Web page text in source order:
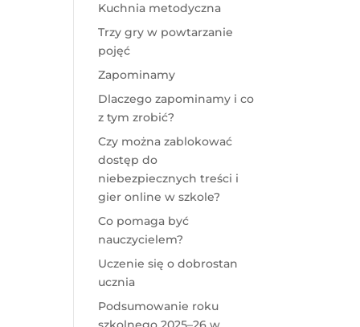
Kuchnia metodyczna
Trzy gry w powtarzanie
pojęć
Zapominamy
Dlaczego zapominamy i co
z tym zrobić?
Czy można zablokować
dostęp do
niebezpiecznych treści i
gier online w szkole?
Co pomaga być
nauczycielem?
Uczenie się o dobrostan
ucznia
Podsumowanie roku